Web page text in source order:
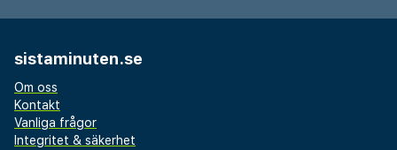
sistaminuten.se
Om oss
Kontakt
Vanliga frågor
Integritet & säkerhet